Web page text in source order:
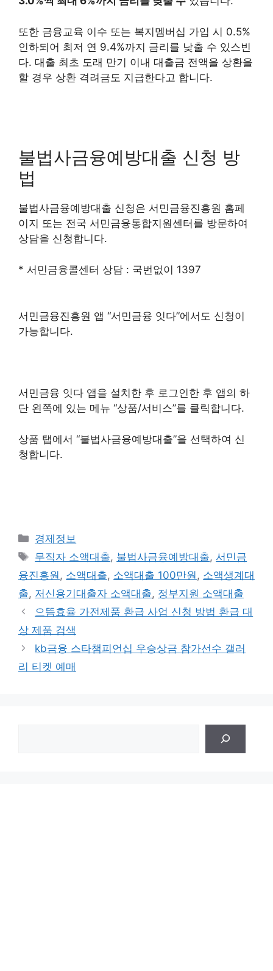
또한 금융교육 이수 또는 복지멤버십 가입 시 0.5%
인하되어 최저 연 9.4%까지 금리를 낮출 수 있스빈
다. 대출 최초 도래 만기 이내 대출금 전액을 상환을
할 경우 상환 격려금도 지급한다고 합니다.
불법사금융예방대출 신청 방
법
불법사금융예방대출 신청은 서민금융진흥원 홈페
이지 또는 전국 서민금융통합지원센터를 방문하여
상담을 신청합니다.
* 서민금융콜센터 상담 : 국번없이 1397
서민금융진흥원 앱 “서민금융 잇다”에서도 신청이
가능합니다.
서민금융 잇다 앱을 설치한 후 로그인한 후 앱의 하
단 왼쪽에 있는 메뉴 “상품/서비스”를 클릭합니다.
상품 탭에서 “불법사금융예방대출”을 선택하여 신
청합니다.
Categories
경제정보
Tags
무직자 소액대출, 불법사금융예방대출, 서민금
융진흥원 , 소액대출, 소액대출 100만원 , 소액생계대
출, 저신용기대출자 소액대출, 정부지원 소액대출
으뜸효율 가전제품 환급 사업 신청 방법 환급 대
상 제품 검색
kb금융 스타챔피언십 우승상금 참가선수 갤러
리 티켓 예매